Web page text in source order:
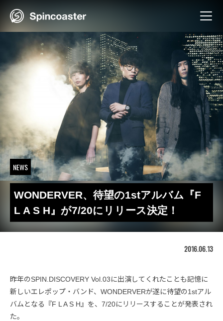
NEWS
WONDERVER、待望の1stアルバム『F
L A S H』が7/20にリリース決定！
2016.06.13
昨年のSPIN.DISCOVERY Vol.03に出演してくれたことも記憶に
新しいエレポップ・バンド、WONDERVERが遂に待望の1stアル
バムとなる『F L A S H』を、7/20にリリースすることが発表され
た。